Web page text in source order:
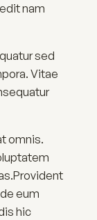
nam
sed
Vitae
omnis.
eum
hic